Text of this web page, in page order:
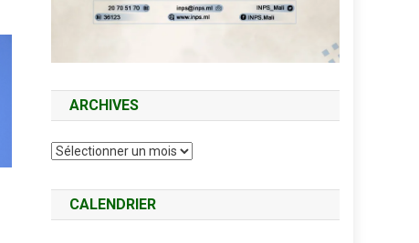
ARCHIVES
Archives
CALENDRIER